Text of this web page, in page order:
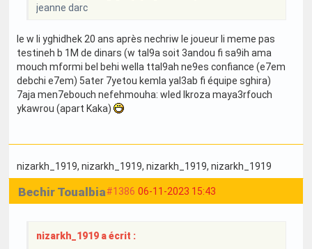
jeanne darc
le w li yghidhek 20 ans après nechriw le joueur li meme pas
testineh b 1M de dinars (w tal9a soit 3andou fi sa9ih ama
mouch mformi bel behi wella ttal9ah ne9es confiance (e7em
debchi e7em) 5ater 7yetou kemla yal3ab fi équipe sghira)
7aja men7ebouch nefehmouha: wled lkroza maya3rfouch
ykawrou (apart Kaka)
nizarkh_1919, nizarkh_1919, nizarkh_1919, nizarkh_1919
#1386 06-11-2023 15:43
Bechir Toualbia
nizarkh_1919 a écrit :